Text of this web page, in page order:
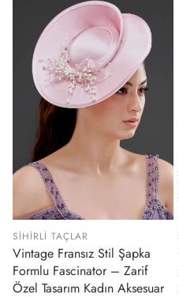
SIHIRLI TAÇLAR
Vintage Fransız Stil Şapka
Formlu Fascinator – Zarif
Özel Tasarım Kadın Aksesuar